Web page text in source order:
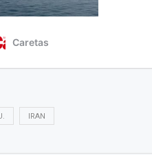
IRAN